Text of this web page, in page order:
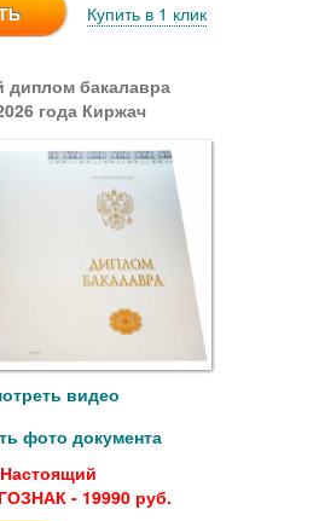
Купить в 1 клик
диплом бакалавра
года Киржач
видео
фото документа
Настоящий
- 19990 руб.